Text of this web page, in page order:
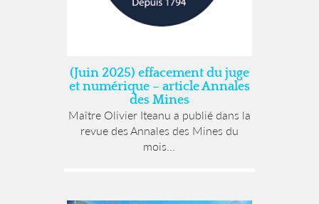
(Juin 2025) effacement du juge
et numérique – article Annales
des Mines
Maître Olivier Iteanu a publié dans la
revue des Annales des Mines du
mois...